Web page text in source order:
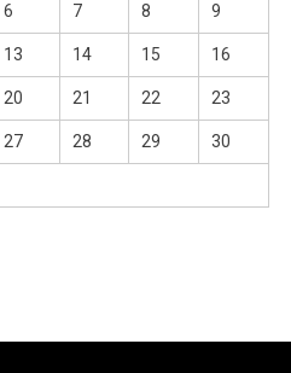
6 7 8 9
13 14 15 16
20 21 22 23
27 28 29 30